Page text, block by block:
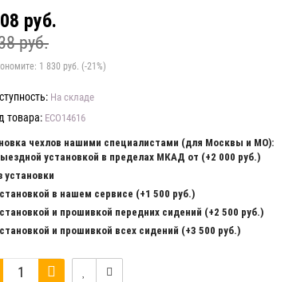
руб.
руб.
1 830 руб. (-21%)
На складе
товара: ECO14616
чехлов нашими специалистами (для Москвы и МО):
установкой в пределах МКАД от (+2 000 руб.)
установки
в нашем сервисе (+1 500 руб.)
и прошивкой передних сидений (+2 500 руб.)
и прошивкой всех сидений (+3 500 руб.)